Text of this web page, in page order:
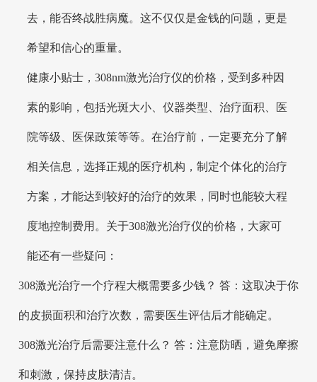
去，能否终战胜病魔。这不仅仅是金钱的问题，更是
希望和信心的重量。
健康小贴士，308nm激光治疗仪的价格，受到多种因
素的影响，包括光斑大小、仪器类型、治疗面积、医
院等级、医保政策等等。在治疗前，一定要充分了解
相关信息，选择正规的医疗机构，制定个体化的治疗
方案，才能达到较好的治疗的效果，同时也能较大程
度地控制费用。关于308激光治疗仪的价格，大家可
能还有一些疑问：
308激光治疗一个疗程大概需要多少钱？ 答：这取决于你
的皮损面积和治疗次数，需要医生评估后才能确定。
308激光治疗后需要注意什么？ 答：注意防晒，避免摩擦
和刺激，保持皮肤清洁。